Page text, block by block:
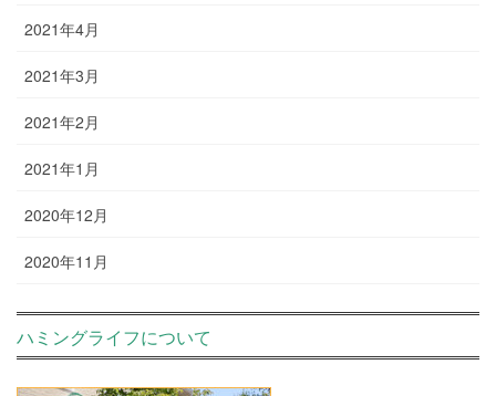
2021年4月
2021年3月
2021年2月
2021年1月
2020年12月
2020年11月
ハミングライフについて